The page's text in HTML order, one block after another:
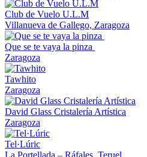
Club de Vuelo U.L.M
Villanueva de Gallego, Zaragoza
Que se te vaya la pinza
Zaragoza
Tawhito
Zaragoza
David Glass Cristalería Artística
Zaragoza
Tel·Lúric
La Portellada – Ráfales, Teruel